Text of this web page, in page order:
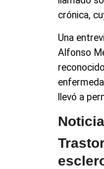
crónica,
Una
Alfonso
llevó a